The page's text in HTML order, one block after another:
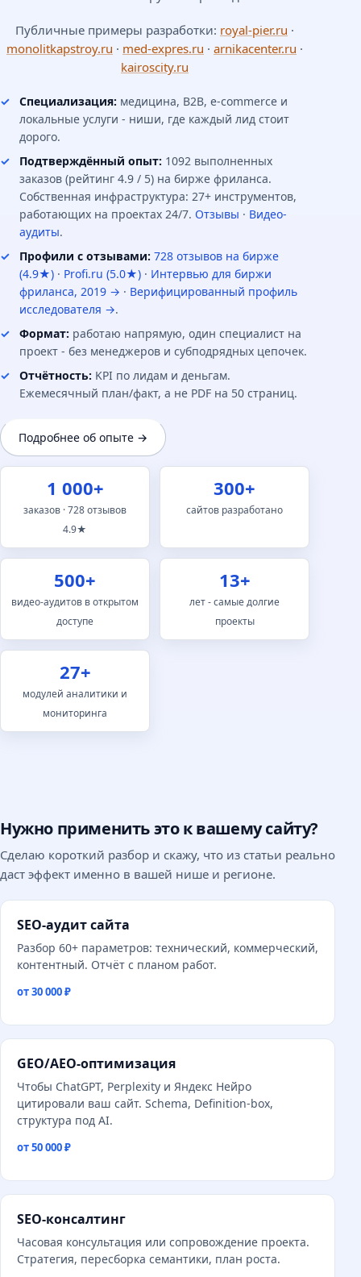
Публичные примеры разработки: royal-pier.ru ·
monolitkapstroy.ru · med-expres.ru · arnikacenter.ru ·
kairoscity.ru
Специализация: медицина, B2B, e-commerce и
локальные услуги - ниши, где каждый лид стоит
дорого.
Подтверждённый опыт: 1092 выполненных
заказов (рейтинг 4.9 / 5) на бирже фриланса.
Собственная инфраструктура: 27+ инструментов,
работающих на проектах 24/7. Отзывы · Видео-
аудиты.
Профили с отзывами: 728 отзывов на бирже
(4.9★) · Profi.ru (5.0★) · Интервью для биржи
фриланса, 2019 → · Верифицированный профиль
исследователя →.
Формат: работаю напрямую, один специалист на
проект - без менеджеров и субподрядных цепочек.
Отчётность: KPI по лидам и деньгам.
Ежемесячный план/факт, а не PDF на 50 страниц.
Подробнее об опыте →
1 000+
заказов · 728 отзывов
4.9★
300+
сайтов разработано
500+
видео-аудитов в открытом
доступе
13+
лет - самые долгие
проекты
27+
модулей аналитики и
мониторинга
Нужно применить это к вашему сайту?
Сделаю короткий разбор и скажу, что из статьи реально
даст эффект именно в вашей нише и регионе.
SEO-аудит сайта
Разбор 60+ параметров: технический, коммерческий,
контентный. Отчёт с планом работ.
от 30 000 ₽
GEO/AEO-оптимизация
Чтобы ChatGPT, Perplexity и Яндекс Нейро
цитировали ваш сайт. Schema, Definition-box,
структура под AI.
от 50 000 ₽
SEO-консалтинг
Часовая консультация или сопровождение проекта.
Стратегия, пересборка семантики, план роста.